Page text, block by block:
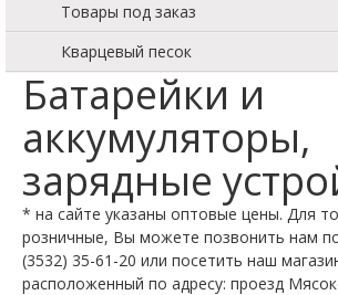
Товары под заказ
Кварцевый песок
Батарейки и
аккумуляторы,
зарядные
* на сайте указаны оптовые цены. Для
розничные, Вы можете позвонить нам
(3532) 35-61-20 или посетить наш
расположенный по адресу: проезд